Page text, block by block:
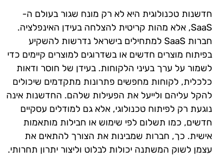
חדשנות טכנולוגית היא לא רק מונח שגור בעולם ה-
SaaS, אלא מהות קריטית להצלחה בעידן האינפלציה.
חברות SaaS למתחילים בישראל נדרשות להשקיע
בפיתוח מוצרים חדשים או בשדרוגים למוצרים קיימים כדי
לשמור על ערך בעיני הלקוחות. בעידן של חוסר ודאות
כלכלית, לקוחות מחפשים פתרונות מתקדמים שיכולים
להקל עליהם ולייעל את הפעילות שלהם. החדשנות אינה
נוגעת רק לפיתוח טכנולוגי, אלא גם למודלים עסקיים
חדשים, כמו תשלום לפי שימוש או חבילות מותאמות
אישית. כך, חברות שמבינות את הצורך להתאים את
עצמן לשוק המשתנה יכולות לבלוט וליצור יתרון תחרותי.